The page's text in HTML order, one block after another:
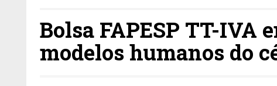
Bolsa FAPESP TT-IVA
modelos humanos do